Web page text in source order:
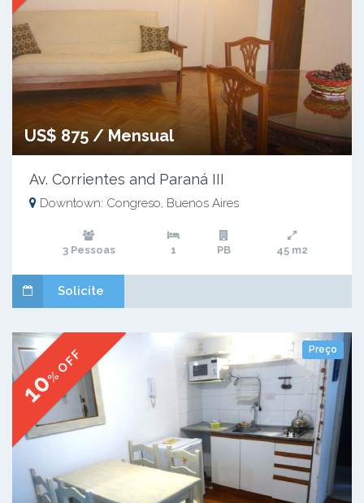
US$ 875 / Mensual
Av. Corrientes and Paraná III
Downtown: Congreso, Buenos Aires
3 Pessoas 1 PB 45 m2
Solicite
Preço
10
% OFF